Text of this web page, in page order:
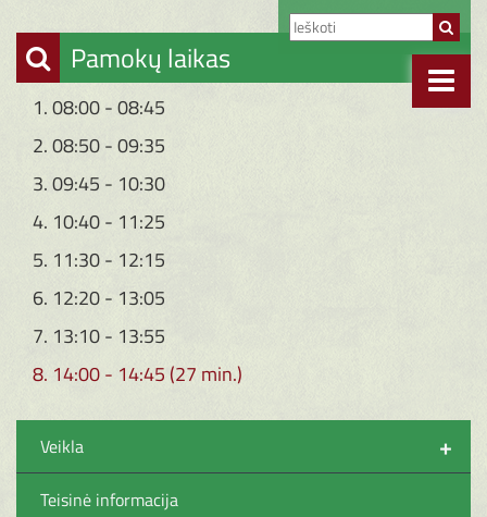
Pamokų laikas
1. 08:00 - 08:45
2. 08:50 - 09:35
3. 09:45 - 10:30
4. 10:40 - 11:25
5. 11:30 - 12:15
6. 12:20 - 13:05
7. 13:10 - 13:55
8. 14:00 - 14:45 (27 min.)
+
Veikla
Teisinė informacija